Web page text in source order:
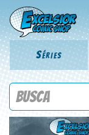
Séries
Procure por